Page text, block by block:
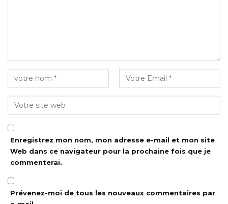
Enregistrez mon nom, mon adresse e-mail et mon site
Web dans ce navigateur pour la prochaine fois que je
commenterai.
Prévenez-moi de tous les nouveaux commentaires par